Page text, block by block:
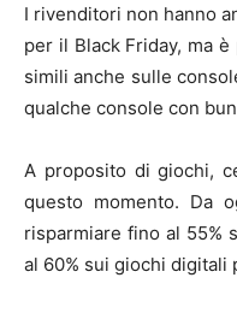
I rivenditori non hanno
per il Black Friday, ma
simili anche sulle
qualche console con
A proposito di giochi,
questo momento. Da
risparmiare fino al 55%
al 60% sui giochi digitali